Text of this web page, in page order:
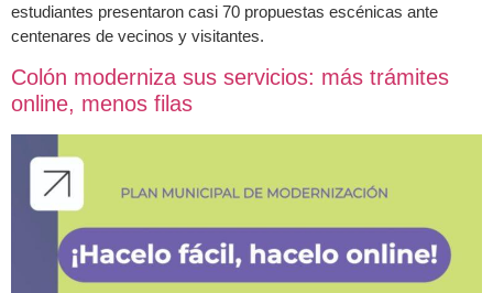
estudiantes presentaron casi 70 propuestas escénicas ante
centenares de vecinos y visitantes.
Colón moderniza sus servicios: más trámites
online, menos filas